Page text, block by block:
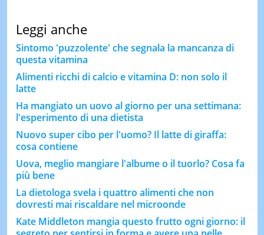
Leggi anche
Sintomo 'puzzolente' che segnala la mancanza di
questa vitamina
Alimenti ricchi di calcio e vitamina D: non solo il
latte
Ha mangiato un uovo al giorno per una settimana:
l'esperimento di una dietista
Nuovo super cibo per l'uomo? Il latte di giraffa:
cosa contiene
Uova, meglio mangiare l'albume o il tuorlo? Cosa fa
più bene
La dietologa svela i quattro alimenti che non
dovresti mai riscaldare nel microonde
Kate Middleton mangia questo frutto ogni giorno: il